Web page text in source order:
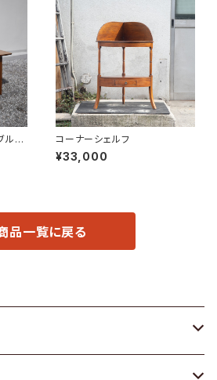
ル
コーナーシェルフ
¥33,000
品一覧に戻る